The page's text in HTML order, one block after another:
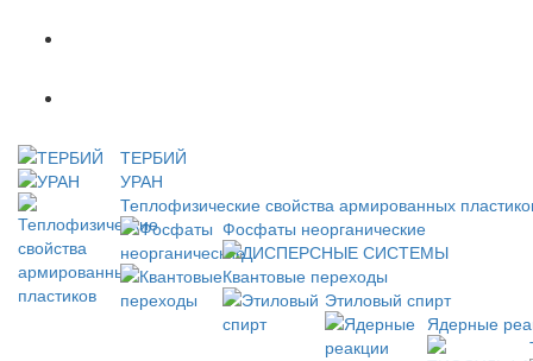
ТЕРБИЙ
УРАН
Теплофизические свойства армированных
Фосфаты неорганические
ДИСПЕРСНЫЕ СИСТЕМЫ
Квантовые переходы
Этиловый спирт
Ядерные